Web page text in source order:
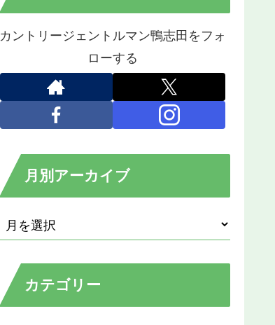
カントリージェントルマン鴨志田をフォ
ローする
月別アーカイブ
カテゴリー